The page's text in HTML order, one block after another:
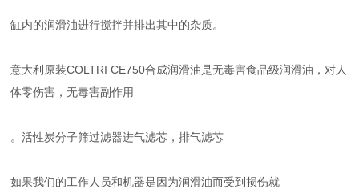
缸内的润滑油进行搅拌并排出其中的杂质。
意大利原装COLTRI CE750合成润滑油是无毒害食品级润滑油，对人
体零伤害，无毒害副作用
。活性炭分子筛过滤器进气滤芯，排气滤芯
如果我们的工作人员和机器是因为润滑油而受到损伤就